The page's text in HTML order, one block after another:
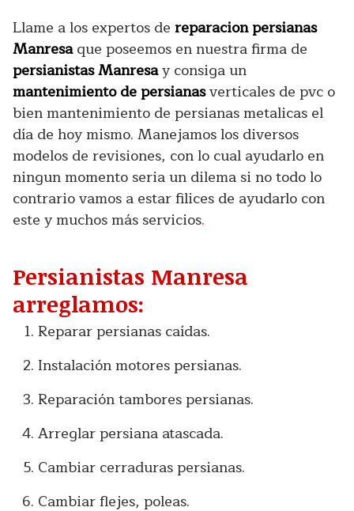
Llame a los expertos de reparacion persianas
Manresaque poseemos en nuestra firma de
persianistas Manresay consiga un
mantenimiento de persianasverticales de pvc o
bien mantenimiento de persianas metalicas el
día de hoy mismo. Manejamos los diversos
modelos de revisiones, con lo cual ayudarlo en
ningun momento seria un dilema si no todo lo
contrario vamos a estar filices de ayudarlo con
este y muchos más servicios.
Persianistas Manresa
arreglamos:
Reparar persianas caídas.
Instalación motores persianas.
Reparación tambores persianas.
Arreglar persiana atascada.
Cambiar cerraduras persianas.
Cambiar flejes, poleas.